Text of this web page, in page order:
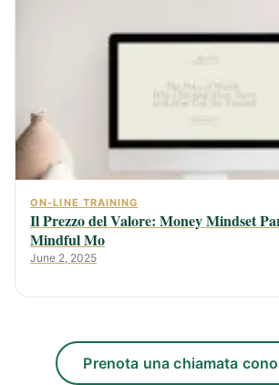
ON-LINE TRAINING
Il Prezzo del Valore: Money Mindset
Mindful Mo
June 2, 2025
Prenota una chiamata